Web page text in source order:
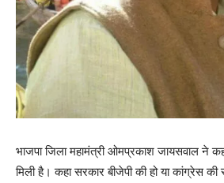
भाजपा जिला महामंत्री ओमप्रकाश जायसवाल ने
मिली है। कहा सरकार बीजेपी की हो या कांग्रेस